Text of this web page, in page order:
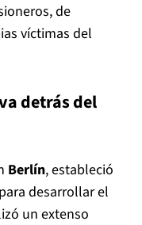
de
víctimas del
detrás del
Berlín, estableció
para desarrollar el
un extenso